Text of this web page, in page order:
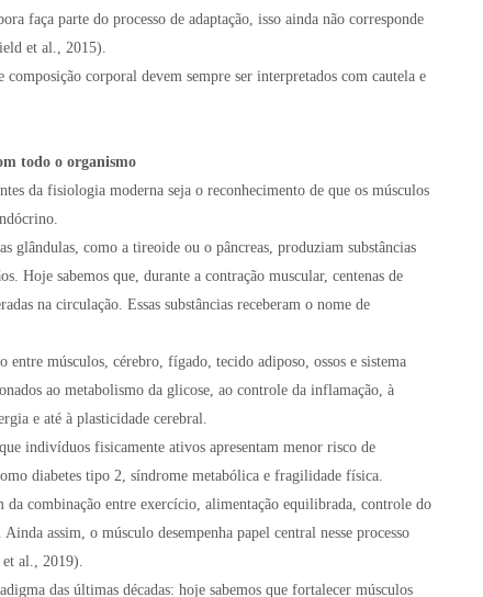
faça parte do processo de adaptação, isso ainda não corresponde
et al., 2015).
composição corporal devem sempre ser interpretados com cautela e
todo o organismo
da fisiologia moderna seja o reconhecimento de que os músculos
glândulas, como a tireoide ou o pâncreas, produziam substâncias
Hoje sabemos que, durante a contração muscular, centenas de
na circulação. Essas substâncias receberam o nome de
entre músculos, cérebro, fígado, tecido adiposo, ossos e sistema
ao metabolismo da glicose, ao controle da inflamação, à
e até à plasticidade cerebral.
indivíduos fisicamente ativos apresentam menor risco de
diabetes tipo 2, síndrome metabólica e fragilidade física.
da combinação entre exercício, alimentação equilibrada, controle do
assim, o músculo desempenha papel central nesse processo
al., 2019).
das últimas décadas: hoje sabemos que fortalecer músculos